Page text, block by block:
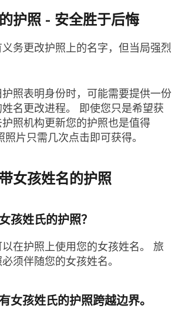
护照 - 安全胜于后悔
务更改护照上的名字，但当局强烈
照表明身份时，可能需要提供一份
名更改进程。 即使您只是希望获
照机构更新您的护照也是值得
片只需几次点击即可获得。
女孩姓名的护照
孩姓氏的护照？
在护照上使用您的女孩姓名。 旅
须伴随您的女孩姓名。
女孩姓氏的护照跨越边界。